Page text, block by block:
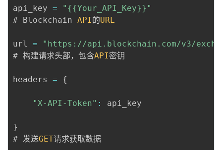
api_key =
"{{Your_API_Key}}"
# Blockchain API的URL
url =
"https://api.blockchain.com/v3/
# 构建请求头部，包含API密钥
headers = {
"X-API-Token" : api_key
}
# 发送GET请求获取数据